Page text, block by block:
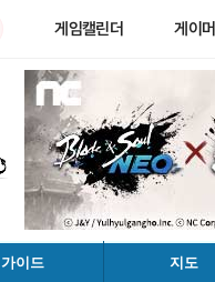
게임캘린더 게이
가이드 지도